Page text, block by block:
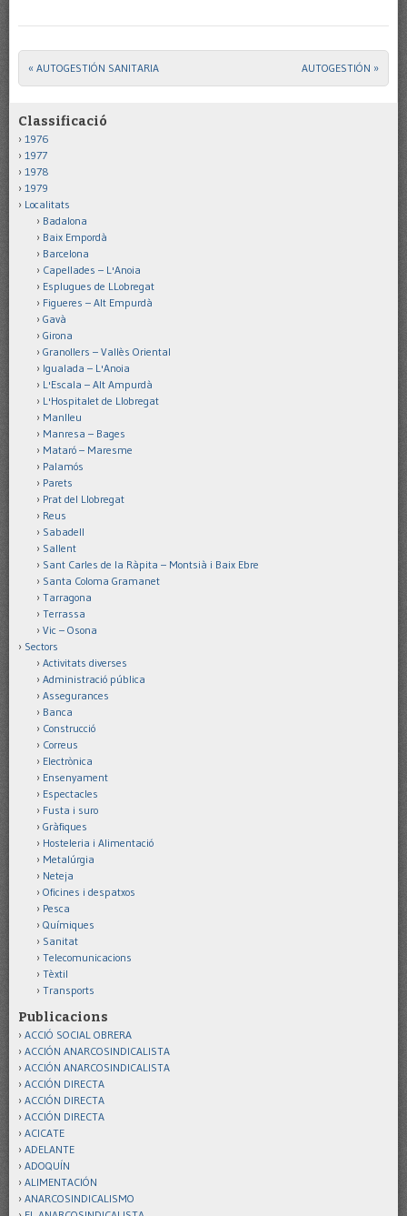
Post navigation
« AUTOGESTIÓN SANITARIA AUTOGESTIÓN »
Classificació
1976
1977
1978
1979
Localitats
Badalona
Baix Empordà
Barcelona
Capellades – L'Anoia
Esplugues de LLobregat
Figueres – Alt Empurdà
Gavà
Girona
Granollers – Vallès Oriental
Igualada – L'Anoia
L'Escala – Alt Ampurdà
L'Hospitalet de Llobregat
Manlleu
Manresa – Bages
Mataró – Maresme
Palamós
Parets
Prat del Llobregat
Reus
Sabadell
Sallent
Sant Carles de la Ràpita – Montsià i Baix Ebre
Santa Coloma Gramanet
Tarragona
Terrassa
Vic – Osona
Sectors
Activitats diverses
Administració pública
Assegurances
Banca
Construcció
Correus
Electrònica
Ensenyament
Espectacles
Fusta i suro
Gràfiques
Hosteleria i Alimentació
Metalúrgia
Neteja
Oficines i despatxos
Pesca
Químiques
Sanitat
Telecomunicacions
Tèxtil
Transports
Publicacions
ACCIÓ SOCIAL OBRERA
ACCIÓN ANARCOSINDICALISTA
ACCIÓN ANARCOSINDICALISTA
ACCIÓN DIRECTA
ACCIÓN DIRECTA
ACCIÓN DIRECTA
ACICATE
ADELANTE
ADOQUÍN
ALIMENTACIÓN
ANARCOSINDICALISMO